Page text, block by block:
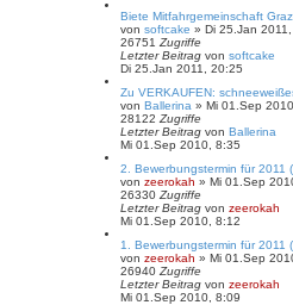
Biete Mitfahrgemeinschaft
von softcake » Di 25.Jan
26751 Zugriffe
Letzter Beitrag von softcake
Di 25.Jan 2011, 20:25
Zu VERKAUFEN:
von Ballerina » Mi 01.Sep
28122 Zugriffe
Letzter Beitrag von Ballerina
Mi 01.Sep 2010, 8:35
2. Bewerbungstermin für 2011
von zeerokah » Mi 01.Sep
26330 Zugriffe
Letzter Beitrag von zeerokah
Mi 01.Sep 2010, 8:12
1. Bewerbungstermin für 2011
von zeerokah » Mi 01.Sep
26940 Zugriffe
Letzter Beitrag von zeerokah
Mi 01.Sep 2010, 8:09